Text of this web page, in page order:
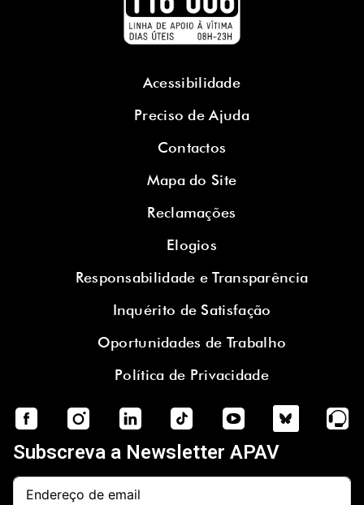
Acessibilidade
Preciso de Ajuda
Contactos
Mapa do Site
Reclamações
Elogios
Responsabilidade e Transparência
Inquérito de Satisfação
Oportunidades de Trabalho
Política de Privacidade
Subscreva a Newsletter APAV